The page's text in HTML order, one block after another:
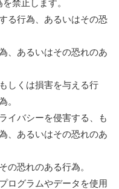
禁止します。
る行為、あるいはその恐
、あるいはその恐れのあ
しくは損害を与える行
。
イバシーを侵害する、も
、あるいはその恐れのあ
の恐れのある行為。
ログラムやデータを使用